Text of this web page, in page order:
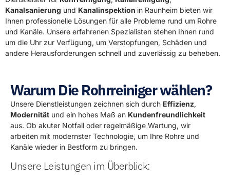
Kanalsanierung und Kanalinspektion in Raunheim bieten wir
Ihnen professionelle Lösungen für alle Probleme rund um Rohre
und Kanäle. Unsere erfahrenen Spezialisten stehen Ihnen rund
um die Uhr zur Verfügung, um Verstopfungen, Schäden und
andere Herausforderungen schnell und zuverlässig zu beheben.
Warum Die Rohrreiniger wählen?
Unsere Dienstleistungen zeichnen sich durch Effizienz,
Modernität und ein hohes Maß an Kundenfreundlichkeit
aus. Ob akuter Notfall oder regelmäßige Wartung, wir
arbeiten mit modernster Technologie, um Ihre Rohre und
Kanäle wieder in Bestform zu bringen.
Unsere Leistungen im Überblick: